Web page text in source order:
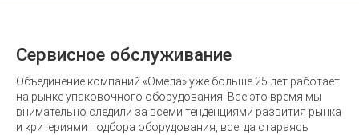
Сервисное обслуживание
Объединение компаний «Омела» уже больше 25 лет работает
на рынке упаковочного оборудования. Все это время мы
внимательно следили за всеми тенденциями развития рынка
и критериями подбора оборудования, всегда стараясь